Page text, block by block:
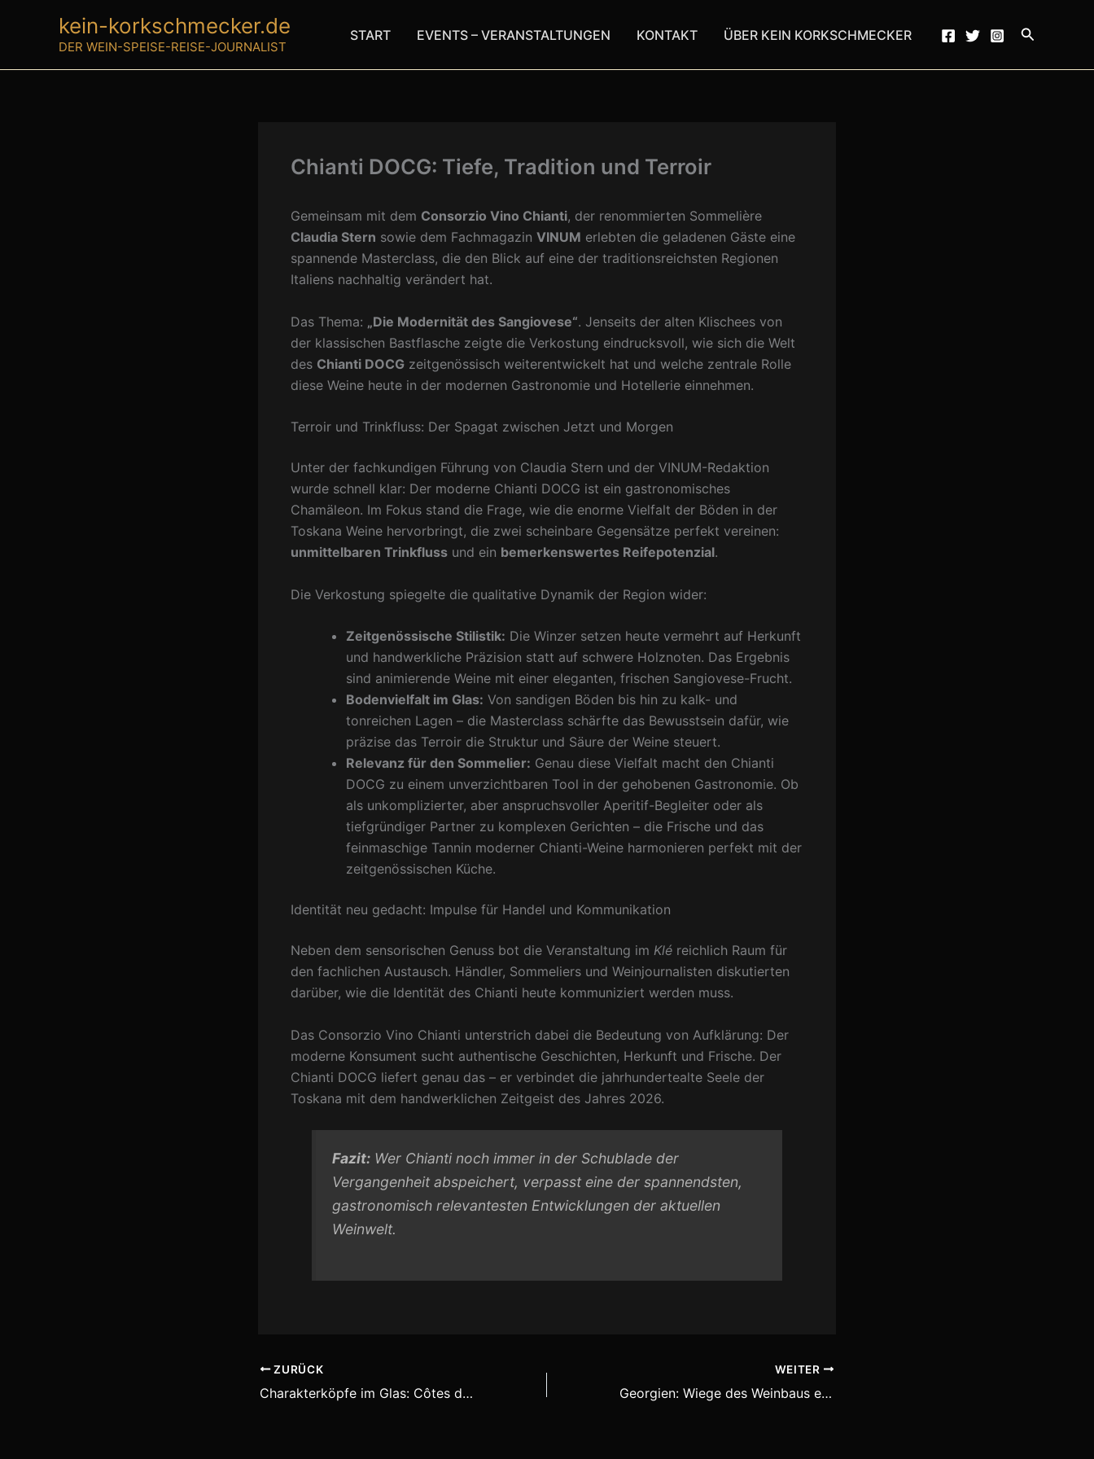
kein-korkschmecker.de
DER WEIN-SPEISE-REISE-JOURNALIST
START EVENTS – VERANSTALTUNGEN KONTAKT ÜBER KEIN KORKSCHMECKER Suchen
Chianti DOCG: Tiefe, Tradition und Terroir
Gemeinsam mit dem Consorzio Vino Chianti, der renommierten Sommelière
Claudia Stern sowie dem Fachmagazin VINUM erlebten die geladenen Gäste eine
spannende Masterclass, die den Blick auf eine der traditionsreichsten Regionen
Italiens nachhaltig verändert hat.
Das Thema: „Die Modernität des Sangiovese“. Jenseits der alten Klischees von
der klassischen Bastflasche zeigte die Verkostung eindrucksvoll, wie sich die Welt
des Chianti DOCG zeitgenössisch weiterentwickelt hat und welche zentrale Rolle
diese Weine heute in der modernen Gastronomie und Hotellerie einnehmen.
Terroir und Trinkfluss: Der Spagat zwischen Jetzt und Morgen
Unter der fachkundigen Führung von Claudia Stern und der VINUM-Redaktion
wurde schnell klar: Der moderne Chianti DOCG ist ein gastronomisches
Chamäleon. Im Fokus stand die Frage, wie die enorme Vielfalt der Böden in der
Toskana Weine hervorbringt, die zwei scheinbare Gegensätze perfekt vereinen:
unmittelbaren Trinkfluss und ein bemerkenswertes Reifepotenzial.
Die Verkostung spiegelte die qualitative Dynamik der Region wider:
Zeitgenössische Stilistik: Die Winzer setzen heute vermehrt auf Herkunft
und handwerkliche Präzision statt auf schwere Holznoten. Das Ergebnis
sind animierende Weine mit einer eleganten, frischen Sangiovese-Frucht.
Bodenvielfalt im Glas: Von sandigen Böden bis hin zu kalk- und
tonreichen Lagen – die Masterclass schärfte das Bewusstsein dafür, wie
präzise das Terroir die Struktur und Säure der Weine steuert.
Relevanz für den Sommelier: Genau diese Vielfalt macht den Chianti
DOCG zu einem unverzichtbaren Tool in der gehobenen Gastronomie. Ob
als unkomplizierter, aber anspruchsvoller Aperitif-Begleiter oder als
tiefgründiger Partner zu komplexen Gerichten – die Frische und das
feinmaschige Tannin moderner Chianti-Weine harmonieren perfekt mit der
zeitgenössischen Küche.
Identität neu gedacht: Impulse für Handel und Kommunikation
Neben dem sensorischen Genuss bot die Veranstaltung im Klé reichlich Raum für
den fachlichen Austausch. Händler, Sommeliers und Weinjournalisten diskutierten
darüber, wie die Identität des Chianti heute kommuniziert werden muss.
Das Consorzio Vino Chianti unterstrich dabei die Bedeutung von Aufklärung: Der
moderne Konsument sucht authentische Geschichten, Herkunft und Frische. Der
Chianti DOCG liefert genau das – er verbindet die jahrhundertealte Seele der
Toskana mit dem handwerklichen Zeitgeist des Jahres 2026.
Fazit: Wer Chianti noch immer in der Schublade der
Vergangenheit abspeichert, verpasst eine der spannendsten,
gastronomisch relevantesten Entwicklungen der aktuellen
Weinwelt.
ZURÜCK
Charakterköpfe im Glas: Côtes du Rhône Matinee Hamburg
WEITER
Georgien: Wiege des Weinbaus erobert deutschen Markt